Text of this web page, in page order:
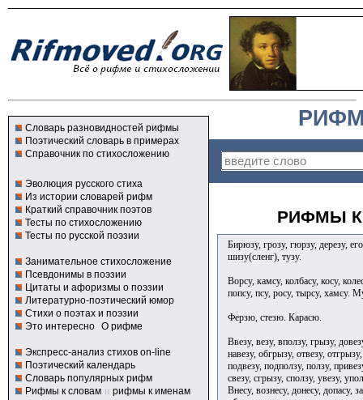
Словарь разновидностей рифмы
Поэтический словарь в примерах
Справочник по стихосложению
Эволюция русского стиха
Из истории словарей рифм
Краткий справочник поэтов
Тесты по стихосложению
Тесты по русской поэзии
Занимательное стихосложение
Псевдонимы в поэзии
Цитаты и афоризмы о поэзии
Литературно-поэтический юмор
Стихи о поэтах и поэзии
Это интересно О рифме
Экспресс-анализ стихов on-line
Поэтический календарь
Словарь популярных рифм
Рифмы к словам и рифмы к именам
РИФМЫ К
Бирюзу, грозу, гюрзу, дерезу,
шизу(сленг), тузу.
Ворсу, камсу, колбасу, косу,
попсу, псу, росу, тырсу, хамсу.
Ферзю, стезю. Карасю.
Ввезу, везу, вползу, грызу,
навезу, обгрызу, отвезу,
подвезу, подползу, ползу,
свезу, сгрызу, сползу, увезу,
Внесу, вознесу, донесу, допасу,